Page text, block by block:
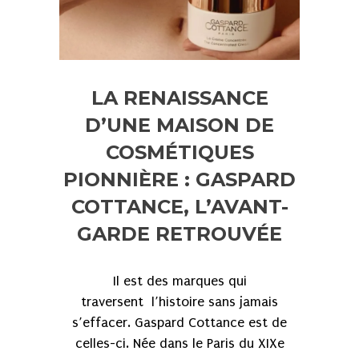
LA RENAISSANCE
D’UNE MAISON DE
COSMÉTIQUES
PIONNIÈRE : GASPARD
COTTANCE, L’AVANT-
GARDE RETROUVÉE
Il est des marques qui
traversent l’histoire sans jamais
s’effacer. Gaspard Cottance est de
celles-ci. Née dans le Paris du XIXe